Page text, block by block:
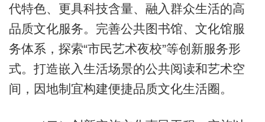
代特色、更具科技含量、融入群众生活的高
品质文化服务。完善公共图书馆、文化馆服
务体系，探索“市民艺术夜校”等创新服务形
式。打造嵌入生活场景的公共阅读和艺术空
间，因地制宜构建便捷品质文化生活圈。